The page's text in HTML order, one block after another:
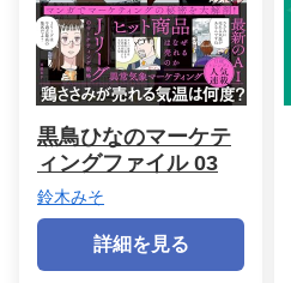
黒鳥ひなのマーケテ
ィングファイル 03
鈴木みそ
詳細を見る